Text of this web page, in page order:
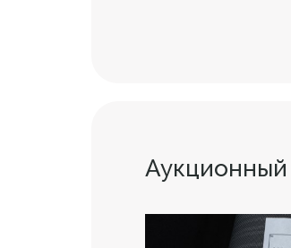
Аукционный